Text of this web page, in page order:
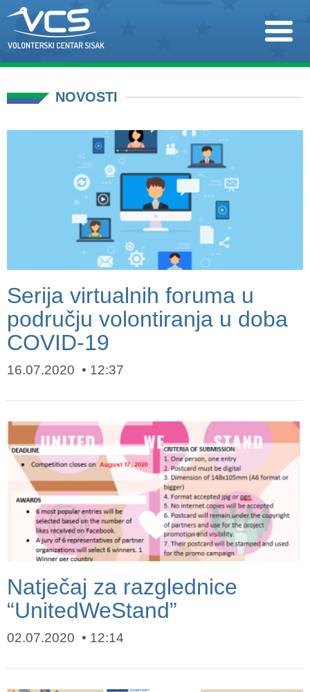
NOVOSTI
Serija virtualnih foruma u
području volontiranja u doba
COVID-19
16.07.2020 12:37
Natječaj za razglednice
“UnitedWeStand”
02.07.2020 12:14